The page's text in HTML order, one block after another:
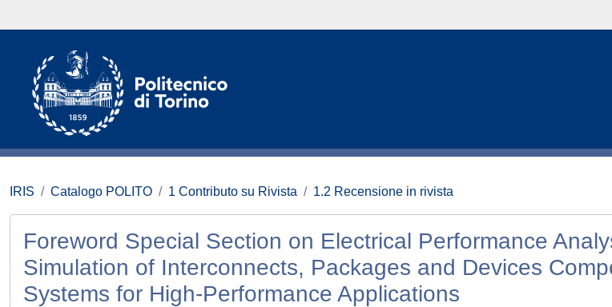
IRIS Catalogo POLITO 1 Contributo su Rivista 1.2 Recensione in rivista
Foreword Special Section on Electrical Performance
Simulation of Interconnects, Packages and Devices
Systems for High-Performance Applications